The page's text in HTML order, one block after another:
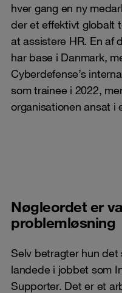
hver gang en ny
der et effektivt globalt
at assistere HR. En af
har base i Danmark,
Cyberdefense’s
som trainee i 2022,
organisationen ansat i
Nøgleordet er
problemløsning
Selv betragter hun
landede i jobbet som
Supporter. Det er et